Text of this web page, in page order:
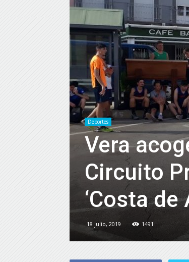
Deportes
Vera
Circuito
‘Costa de
18 julio, 2019 1491